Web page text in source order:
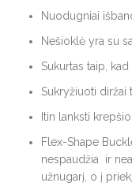
Nuodugniai
Nešioklė yra su
Sukurtas taip,
Sukryžiuoti diržai
Itin lanksti
Flex-Shape
nespaudžia ir
užnugarį, o į